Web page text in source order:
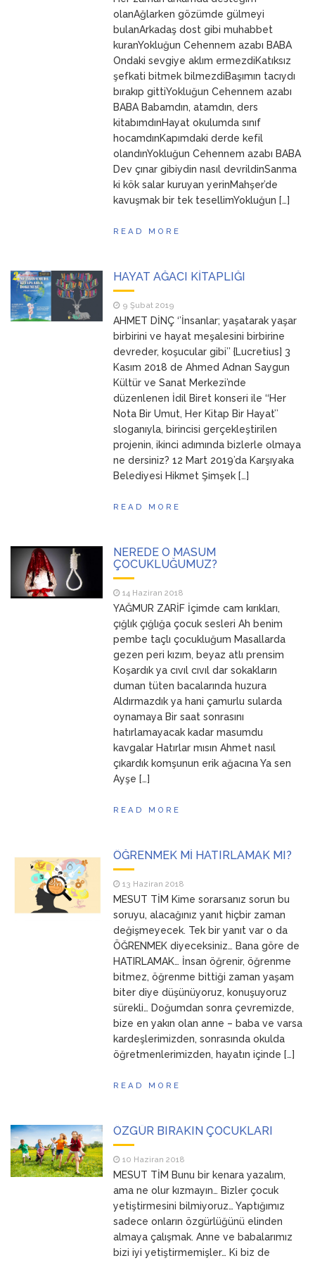
ANNEMolanAğlarken gözümde gülmeyi
bulanArkadaş dost gibi muhabbet
kuranYokluğun Cehennem azabı BABA
Ondaki sevgiye aklım ermezdiKatıksız
şefkati bitmek bilmezdiBaşımın tacıydı
bırakıp gittiYokluğun Cehennem azabı
BABA Babamdın, atamdın, ders
kitabımdınHayat okulumda sınıf
hocamdınKapımdaki derde kefil
olandınYokluğun Cehennem azabı BABA
Dev çınar gibiydin nasıl devrildinSanma
ki kök salar kuruyan yerinMahşer’de
kavuşmak bir tek tesellimYokluğun […]
READ MORE
HAYAT AĞACI KİTAPLIĞI
9 Şubat 2019
AHMET DİNÇ ‘’İnsanlar; yaşatarak yaşar
birbirini ve hayat meşalesini birbirine
devreder, koşucular gibi’’ {Lucretius] 3
Kasım 2018 de Ahmed Adnan Saygun
Kültür ve Sanat Merkezi’nde
düzenlenen İdil Biret konseri ile ‘‘Her
Nota Bir Umut, Her Kitap Bir Hayat’’
sloganıyla, birincisi gerçekleştirilen
projenin, ikinci adımında bizlerle olmaya
ne dersiniz? 12 Mart 2019’da Karşıyaka
Belediyesi Hikmet Şimşek […]
READ MORE
NEREDE O MASUM
ÇOCUKLUĞUMUZ?
14 Haziran 2018
YAĞMUR ZARİF İçimde cam kırıkları,
çığlık çığlığa çocuk sesleri Ah benim
pembe taçlı çocukluğum Masallarda
gezen peri kızım, beyaz atlı prensim
Koşardık ya cıvıl cıvıl dar sokakların
duman tüten bacalarında huzura
Aldırmazdık ya hani çamurlu sularda
oynamaya Bir saat sonrasını
hatırlamayacak kadar masumdu
kavgalar Hatırlar mısın Ahmet nasıl
çıkardık komşunun erik ağacına Ya sen
Ayşe […]
READ MORE
ÖĞRENMEK Mİ HATIRLAMAK MI?
13 Haziran 2018
MESUT TİM Kime sorarsanız sorun bu
soruyu, alacağınız yanıt hiçbir zaman
değişmeyecek. Tek bir yanıt var o da
ÖĞRENMEK diyeceksiniz… Bana göre de
HATIRLAMAK… İnsan öğrenir, öğrenme
bitmez, öğrenme bittiği zaman yaşam
biter diye düşünüyoruz, konuşuyoruz
sürekli… Doğumdan sonra çevremizde,
bize en yakın olan anne – baba ve varsa
kardeşlerimizden, sonrasında okulda
öğretmenlerimizden, hayatın içinde […]
READ MORE
ÖZGÜR BIRAKIN ÇOCUKLARI
10 Haziran 2018
MESUT TİM Bunu bir kenara yazalım,
ama ne olur kızmayın… Bizler çocuk
yetiştirmesini bilmiyoruz… Yaptığımız
sadece onların özgürlüğünü elinden
almaya çalışmak. Anne ve babalarımız
bizi iyi yetiştirmemişler… Ki biz de